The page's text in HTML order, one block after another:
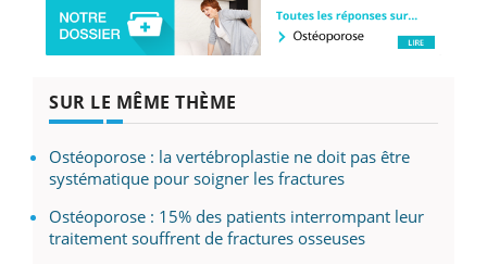
SUR LE MÊME THÈME
Ostéoporose : la vertébroplastie ne doit pas être
systématique pour soigner les fractures
Ostéoporose : 15% des patients interrompant leur
traitement souffrent de fractures osseuses